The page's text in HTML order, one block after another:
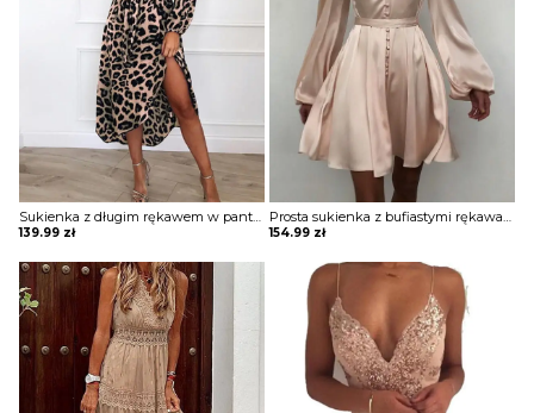
Sukienka z długim rękawem w panterkę lampart Olya
139.99 zł
Prosta sukienka z bufiastymi rękawami i marszczonymi guzikami Josie
154.99 zł